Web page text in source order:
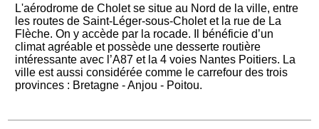
L'aérodrome de Cholet se situe au Nord de la ville, entre
les routes de Saint-Léger-sous-Cholet et la rue de La
Flèche. On y accède par la rocade. Il bénéficie d’un
climat agréable et possède une desserte routière
intéressante avec l’A87 et la 4 voies Nantes Poitiers. La
ville est aussi considérée comme le carrefour des trois
provinces : Bretagne - Anjou - Poitou.